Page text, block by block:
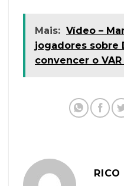
Mais: Vídeo –
jogadores sobre
convencer o
RICO